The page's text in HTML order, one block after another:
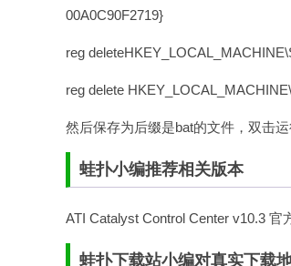
00A0C90F2719}
reg
reg delete
然后保存为后缀是bat的文件，双击运
蛙扑小编推荐相关版本
ATI Catalyst Control Center v10.3 官
蛙扑下载站小编对真实下载